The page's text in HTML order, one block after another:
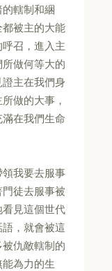
轄制和綑
被主的大能
召，進入主
做何等大的
主在我們身
做的大事，
在我們生命
我要去服事
徒去服事被
見這個世代
，就會被這
仇敵轄制的
為力的生